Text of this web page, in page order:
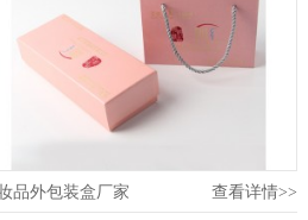
品外包装盒厂家 查看详情>>